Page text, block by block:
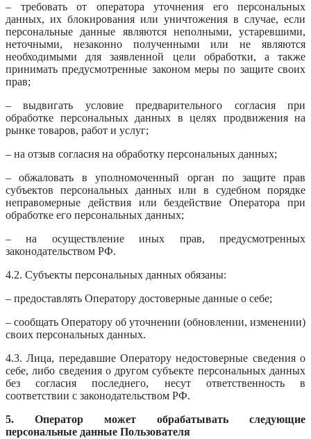
– требовать от оператора уточнения его персональных
данных, их блокирования или уничтожения в случае, если
персональные данные являются неполными, устаревшими,
неточными, незаконно полученными или не являются
необходимыми для заявленной цели обработки, а также
принимать предусмотренные законом меры по защите своих
прав;
– выдвигать условие предварительного согласия при
обработке персональных данных в целях продвижения на
рынке товаров, работ и услуг;
– на отзыв согласия на обработку персональных данных;
– обжаловать в уполномоченный орган по защите прав
субъектов персональных данных или в судебном порядке
неправомерные действия или бездействие Оператора при
обработке его персональных данных;
– на осуществление иных прав, предусмотренных
законодательством РФ.
4.2. Субъекты персональных данных обязаны:
– предоставлять Оператору достоверные данные о себе;
– сообщать Оператору об уточнении (обновлении, изменении)
своих персональных данных.
4.3. Лица, передавшие Оператору недостоверные сведения о
себе, либо сведения о другом субъекте персональных данных
без согласия последнего, несут ответственность в
соответствии с законодательством РФ.
5. Оператор может обрабатывать следующие
персональные данные Пользователя